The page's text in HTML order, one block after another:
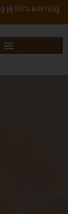
jij 50% korting